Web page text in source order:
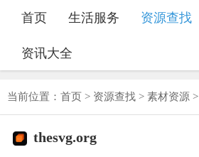
首页 生活服务 资源查找
资讯大全
当前位置： 首页 > 资源查找 > 素材资源 >
thesvg.org